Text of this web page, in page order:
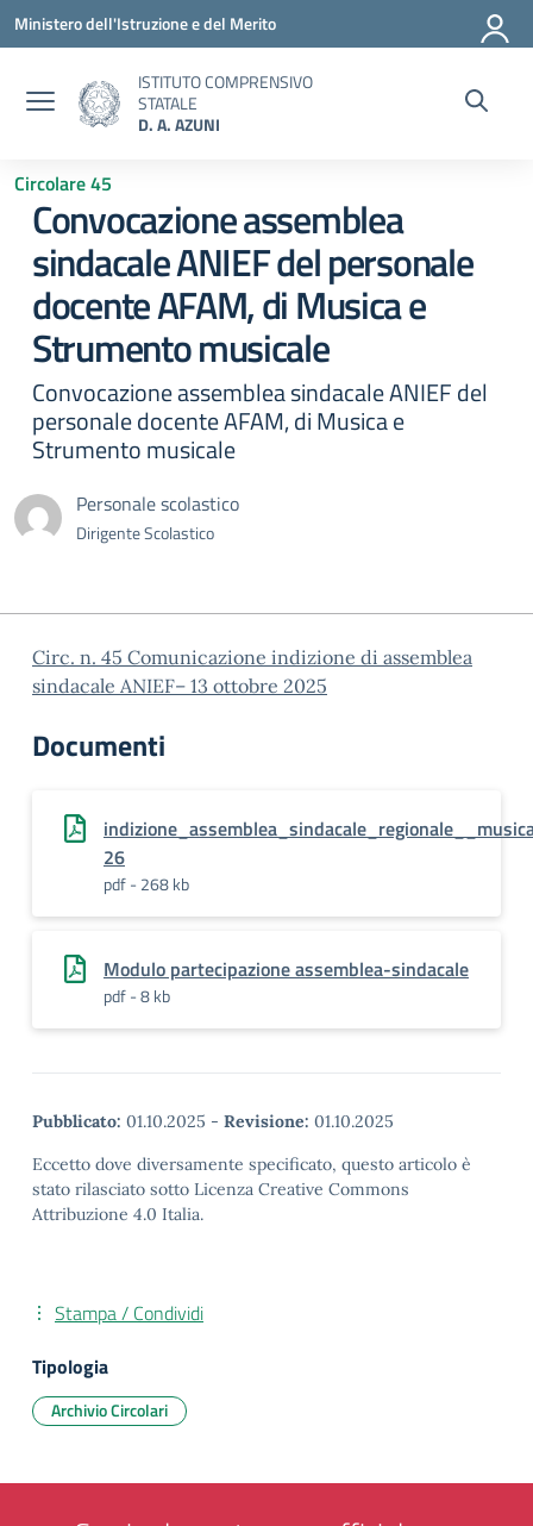
Vai ai contenuti
Vai al menu di navigazione
Vai al footer
Ministero dell'Istruzione e del Merito
ISTITUTO COMPRENSIVO
STATALE
D. A. AZUNI
Circolare 45
Convocazione assemblea
sindacale ANIEF del personale
docente AFAM, di Musica e
Strumento musicale
Convocazione assemblea sindacale ANIEF del
personale docente AFAM, di Musica e
Strumento musicale
Personale scolastico
Dirigente Scolastico
Circ. n. 45 Comunicazione indizione di assemblea
sindacale ANIEF– 13 ottobre 2025
Documenti
26
pdf - 268 kb
Modulo partecipazione assemblea-sindacale
pdf - 8 kb
Pubblicato: 01.10.2025 - Revisione: 01.10.2025
Eccetto dove diversamente specificato, questo articolo è
stato rilasciato sotto Licenza Creative Commons
Attribuzione 4.0 Italia.
Stampa / Condividi
Tipologia
Archivio Circolari